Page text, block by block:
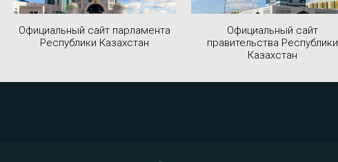
Официальный сайт парламента
Республики Казахстан
Официальный сайт
правительства Республики
Казахстан